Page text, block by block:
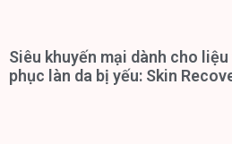
Siêu khuyến mại dành cho
phục làn da bị yếu: Skin